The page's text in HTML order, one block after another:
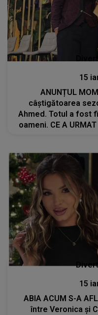
15
ANUNȚUL
câștigătoarea
Ahmed. Totul a fost
oameni. CE A
15
ABIA ACUM S-A
între Veronica și